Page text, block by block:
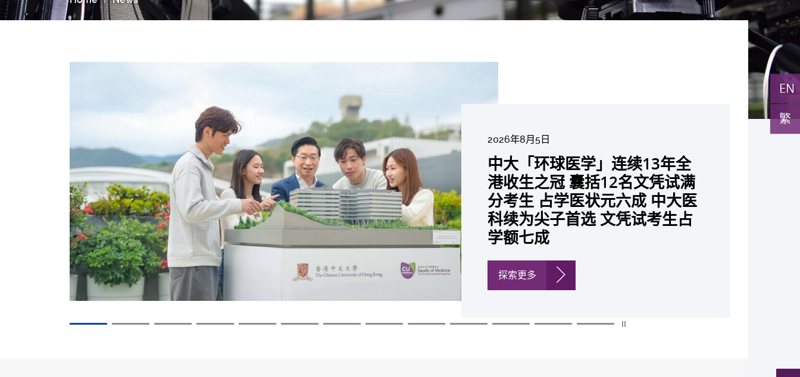
EN
繁
2026年8月5日
中大「环球医学」连续13年全
港收生之冠 囊括12名文凭试满
分考生 占学医状元六成 中大医
科续为尖子首选 文凭试考生占
学额七成
探索更多
中大研发「AI-OCT」系统助测
糖尿黄斑水肿 假阳性转介个案
锐减六成 缩短患者轮候诊症时
间
探索更多
中大黄秀娟教授获颁中国工程界
最高荣誉「光华工程科技奖」
成为今届医药衞生领域唯一香港
学者
探索更多
中大新设「香港中文大学凤凰奖
学金」嘉许公开试状元 鼓励学
医状元走出课堂放眼世界 装备
21世纪妙手仁医
探索更多
中大全新一站式PGT-Plus方案
精准辨识传统检测中复杂基因异
常「盲点」 降低人工受孕流产
及异常妊娠风险
探索更多
2026年6月22日
中大发现青光眼治疗新靶点 小
鼠实验证实可恢复七成视力 有
助开创崭新神经保护疗法
探索更多
2026年6月17日
中大成功拆解肝癌免疫治疗耐药
性机制 揭一种免疫细胞具「除
废喂食」新功能助癌细胞耐药性
探索更多
2026年6月10日
中大与多名全球专家共同牵头跨
国肺癌研究 逾半晚期ALK阳性
肺癌病人七年无恶化 因特定基
因异常而引起的肺癌有望变成
「慢性病」 患者可与病共存
探索更多
2026年6月5日
中大教授陈重娥获颁「清野裕杰
出领袖奖」 成为本港首名学者
荣膺亚洲糖尿病教研最高荣誉
探索更多
2026年6月2日
中大汇聚逾200位区域专家 探讨
私人医疗保险如何推动全民健康
覆盖
探索更多
2026年5月19日
中大张源津医生成首位亚洲研究
员 荣获国际泌尿科权威奖项
John K. Lattimer 讲座奖
探索更多
2026年5月14日
中大取得「从实验室到临床应
用」研究突破 初步证实GLP-1
药物可改善严重中风康复情况
探索更多